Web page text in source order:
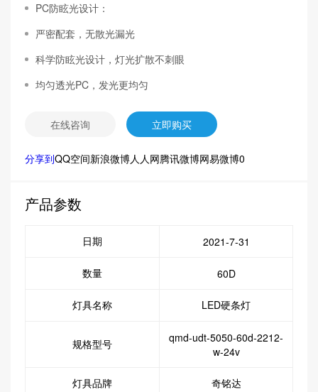
PC防眩光设计：
严密配套，无散光漏光
科学防眩光设计，灯光扩散不刺眼
均匀透光PC，发光更均匀
在线咨询 立即购买
分享到QQ空间新浪微博人人网腾讯微博网易微博0
产品参数
日期 2021-7-31
数量 60D
灯具名称 LED硬条灯
规格型号
qmd-udt-5050-60d-2212-
w-24v
灯具品牌 奇铭达